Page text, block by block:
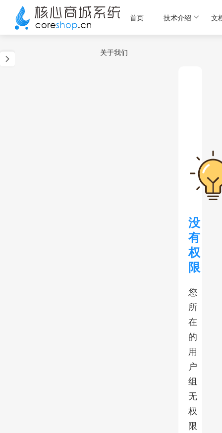
首页 技术介绍 文
关于我们
没
有
权
限
您
所
在
的
用
户
组
无
权
限